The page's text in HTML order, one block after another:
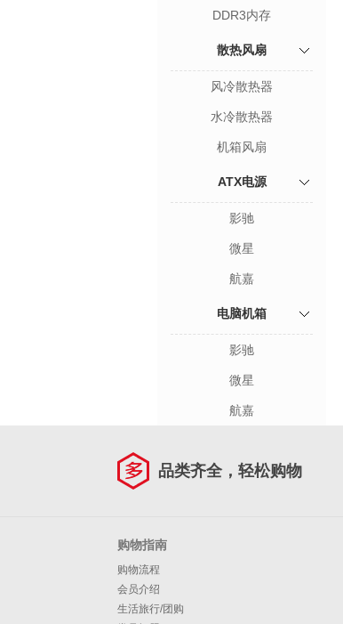
DDR3内存
散热风扇
风冷散热器
水冷散热器
机箱风扇
ATX电源
影驰
微星
航嘉
电脑机箱
影驰
微星
航嘉
品类齐全，轻松购物
购物指南
购物流程
会员介绍
生活旅行/团购